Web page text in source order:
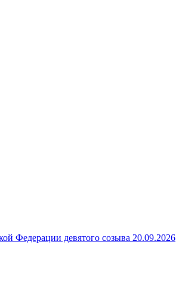
Федерации девятого созыва 20.09.2026